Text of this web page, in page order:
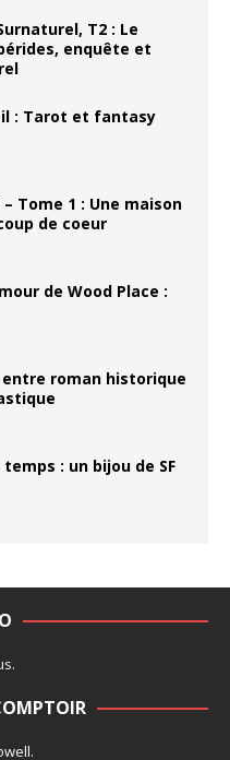
T2 : Le
enquête et
: Tarot et fantasy
Tome 1 : Une maison
de coeur
de Wood Place :
entre roman historique
: un bijou de SF
.